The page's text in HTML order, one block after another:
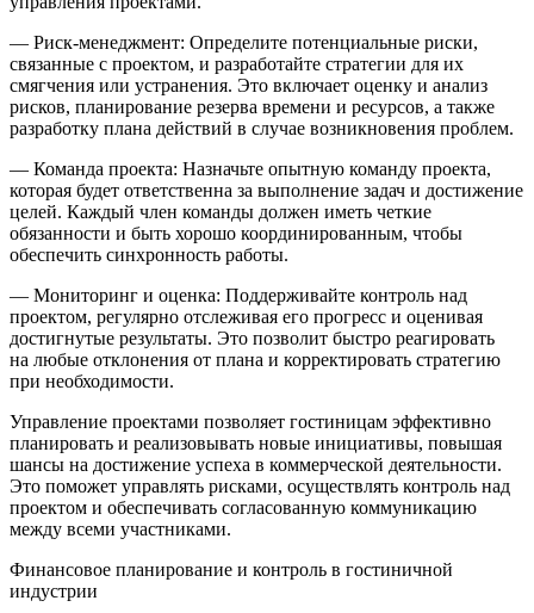
— Риск-менеджмент: Определите потенциальные риски,
связанные с проектом, и разработайте стратегии для их
смягчения или устранения. Это включает оценку и анализ
рисков, планирование резерва времени и ресурсов, а также
разработку плана действий в случае возникновения проблем.
— Команда проекта: Назначьте опытную команду проекта,
которая будет ответственна за выполнение задач и достижение
целей. Каждый член команды должен иметь четкие
обязанности и быть хорошо координированным, чтобы
обеспечить синхронность работы.
— Мониторинг и оценка: Поддерживайте контроль над
проектом, регулярно отслеживая его прогресс и оценивая
достигнутые результаты. Это позволит быстро реагировать
на любые отклонения от плана и корректировать стратегию
при необходимости.
Управление проектами позволяет гостиницам эффективно
планировать и реализовывать новые инициативы, повышая
шансы на достижение успеха в коммерческой деятельности.
Это поможет управлять рисками, осуществлять контроль над
проектом и обеспечивать согласованную коммуникацию
между всеми участниками.
Финансовое планирование и контроль в гостиничной
индустрии